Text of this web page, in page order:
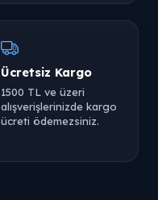
Ücretsiz Kargo
1500 TL ve üzeri
alışverişlerinizde kargo
ücreti ödemezsiniz.